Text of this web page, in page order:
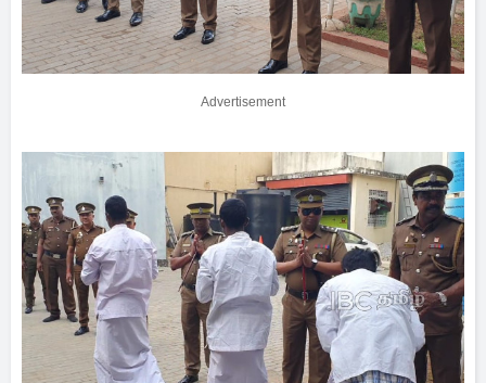
Advertisement